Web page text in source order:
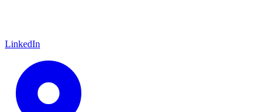
LinkedIn